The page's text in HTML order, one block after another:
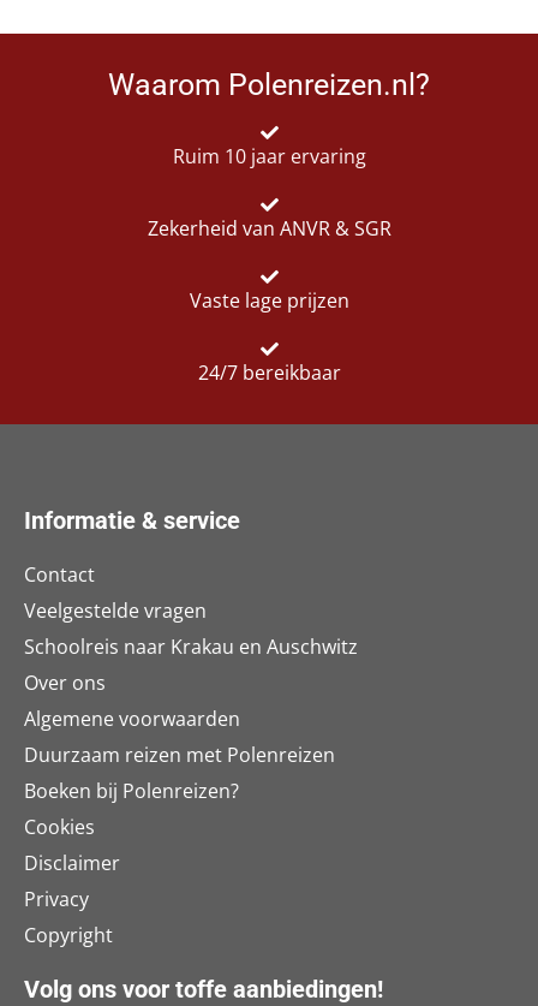
Waarom Polenreizen.nl?
Ruim 10 jaar ervaring
Zekerheid van ANVR & SGR
Vaste lage prijzen
24/7 bereikbaar
Informatie & service
Contact
Veelgestelde vragen
Schoolreis naar Krakau en Auschwitz
Over ons
Algemene voorwaarden
Duurzaam reizen met Polenreizen
Boeken bij Polenreizen?
Cookies
Disclaimer
Privacy
Copyright
Volg ons voor toffe aanbiedingen!